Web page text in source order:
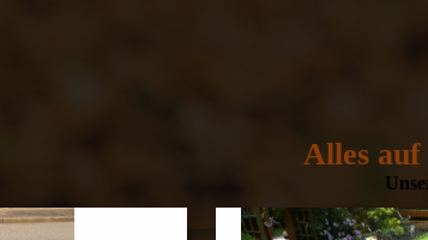
Alles